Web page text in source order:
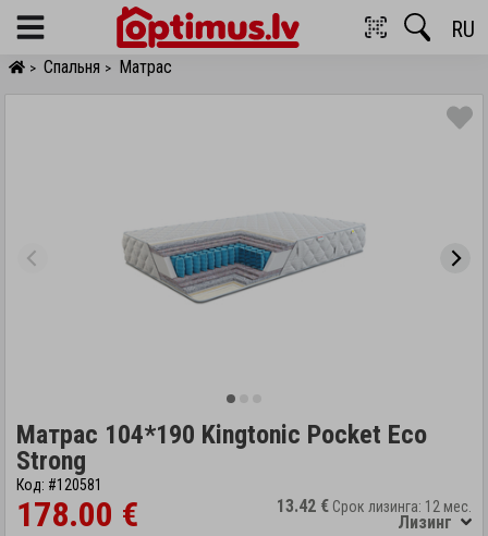
Menu RU
> Спальня > Матрас
Матрас 104*190 Kingtonic Pocket Eco
Strong
Код: #120581
178.00 € 13.42 € Срок лизинга: 12 мес.
Лизинг